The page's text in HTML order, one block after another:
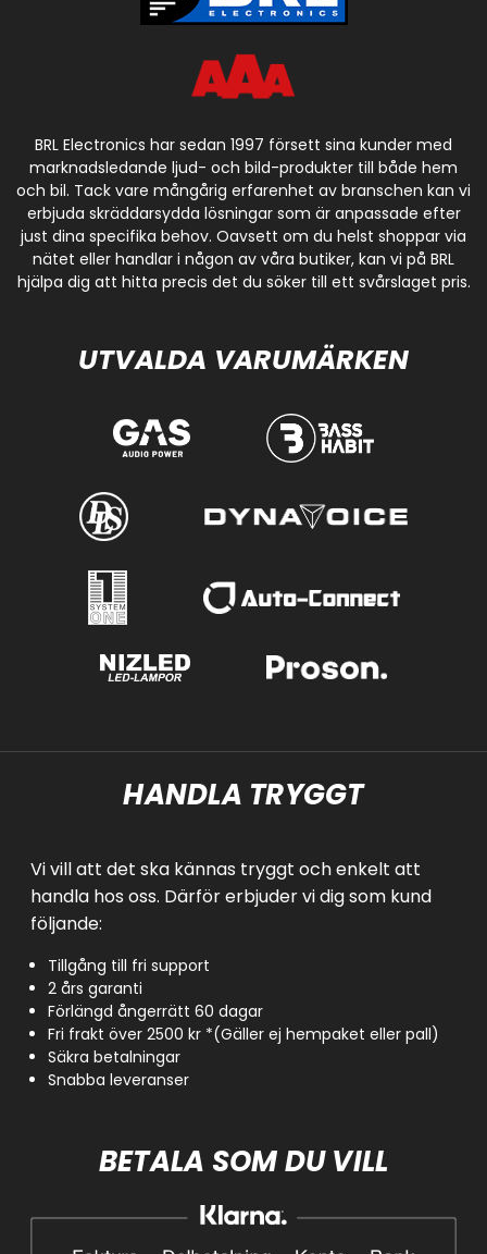
BRL Electronics har sedan 1997 försett sina kunder med
marknadsledande ljud- och bild-produkter till både hem
och bil. Tack vare mångårig erfarenhet av branschen kan vi
erbjuda skräddarsydda lösningar som är anpassade efter
just dina specifika behov. Oavsett om du helst shoppar via
nätet eller handlar i någon av våra butiker, kan vi på BRL
hjälpa dig att hitta precis det du söker till ett svårslaget pris.
UTVALDA VARUMÄRKEN
HANDLA TRYGGT
Vi vill att det ska kännas tryggt och enkelt att
handla hos oss. Därför erbjuder vi dig som kund
följande:
Tillgång till fri support
2 års garanti
Förlängd ångerrätt 60 dagar
Fri frakt över 2500 kr *(Gäller ej hempaket eller pall)
Säkra betalningar
Snabba leveranser
BETALA SOM DU VILL